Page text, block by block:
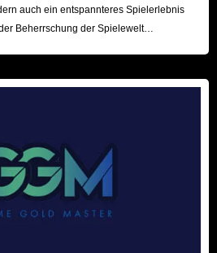
auch ein entspannteres Spielerlebnis
Beherrschung der Spielewelt